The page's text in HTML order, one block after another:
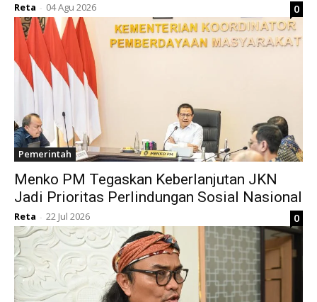
Reta - 04 Agu 2026 0
Pemerintah
Menko PM Tegaskan Keberlanjutan JKN
Jadi Prioritas Perlindungan Sosial Nasional
Reta - 22 Jul 2026 0